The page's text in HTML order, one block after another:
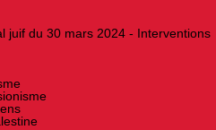
juif du 30 mars 2024 - Interventions